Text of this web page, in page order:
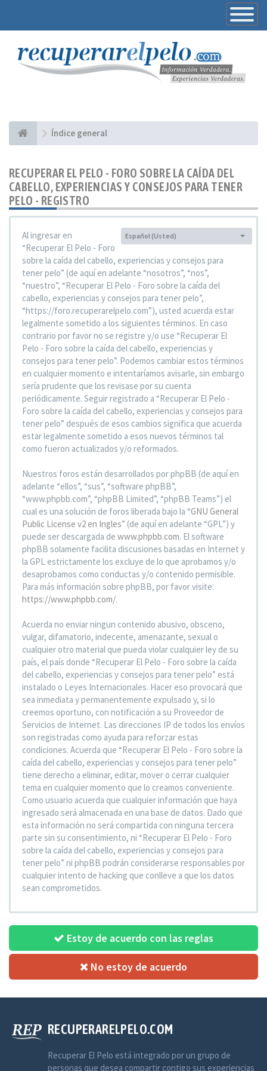
Toggle
Índice general
RECUPERAR EL PELO - FORO SOBRE LA CAÍDA DEL
CABELLO, EXPERIENCIAS Y CONSEJOS PARA TENER
PELO - REGISTRO
Idioma:
Español (Usted)
Al ingresar en
“Recuperar El Pelo - Foro
sobre la caída del cabello, experiencias y consejos para
tener pelo” (de aquí en adelante “nosotros”, “nos”,
“nuestro”, “Recuperar El Pelo - Foro sobre la caída del
cabello, experiencias y consejos para tener pelo”,
“https://foro.recuperarelpelo.com”), usted acuerda estar
legalmente sometido a los siguientes términos. En caso
contrario por favor no se registre y/o use “Recuperar El
Pelo - Foro sobre la caída del cabello, experiencias y
consejos para tener pelo”. Podemos cambiar estos términos
en cualquier momento e intentaríamos avisarle, sin embargo
sería prudente que los revisase por su cuenta
periódicamente. Seguir registrado a “Recuperar El Pelo -
Foro sobre la caída del cabello, experiencias y consejos para
tener pelo” después de esos cambios significa que acuerda
estar legalmente sometido a esos nuevos términos tal
como fueron actualizados y/o reformados.
Nuestros foros están desarrollados por phpBB (de aquí en
adelante “ellos”, “sus”, “software phpBB”,
“www.phpbb.com”, “phpBB Limited”, “phpBB Teams”) el
cual es una solución de foros liberada bajo la “GNU General
Public License v2 en Ingles” (de aquí en adelante “GPL”) y
puede ser descargada de www.phpbb.com. El software
phpBB solamente facilita discusiones basadas en Internet y
la GPL estrictamente los excluye de lo que aprobamos y/o
desaprobamos como conductas y/o contenido permisible.
Para más información sobre phpBB, por favor visite:
https://www.phpbb.com/.
Acuerda no enviar ningun contenido abusivo, obsceno,
vulgar, difamatorio, indecente, amenazante, sexual o
cualquier otro material que pueda violar cualquier ley de su
país, el país donde “Recuperar El Pelo - Foro sobre la caída
del cabello, experiencias y consejos para tener pelo” está
instalado o Leyes Internacionales. Hacer eso provocará que
sea inmediata y permanentemente expulsado y, si lo
creemos oportuno, con notificación a su Proveedor de
Servicios de Internet. Las direcciones IP de todos los envíos
son registradas como ayuda para reforzar estas
condiciones. Acuerda que “Recuperar El Pelo - Foro sobre la
caída del cabello, experiencias y consejos para tener pelo”
tiene derecho a eliminar, editar, mover o cerrar cualquier
tema en cualquier momento que lo creamos conveniente.
Como usuario acuerda que cualquier información que haya
ingresado será almacenada en una base de datos. Dado que
esta información no será compartida con ninguna tercera
parte sin su consentimiento, ni “Recuperar El Pelo - Foro
sobre la caída del cabello, experiencias y consejos para
tener pelo” ni phpBB podrán considerarse responsables por
cualquier intento de hacking que conlleve a que los datos
sean comprometidos.
Estoy de acuerdo con las reglas
No estoy de acuerdo
RECUPERARELPELO.COM
Recuperar El Pelo está integrado por un grupo de
personas que desea compartir contigo sus experiencias